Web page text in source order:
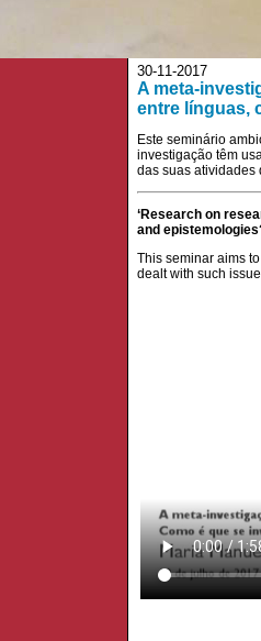
30-11-2017
A meta-
entre línguas,
Este seminário
investigação têm
das suas atividades
‘Research on
and
This seminar aims
dealt with such